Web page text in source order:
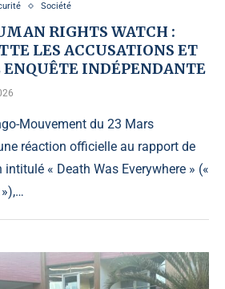
Société
RIGHTS WATCH :
LES ACCUSATIONS ET
ENQUÊTE INDÉPENDANTE
Mouvement du 23 Mars
réaction officielle au rapport de
« Death Was Everywhere » («